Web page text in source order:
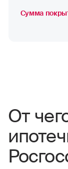
Сумма
От